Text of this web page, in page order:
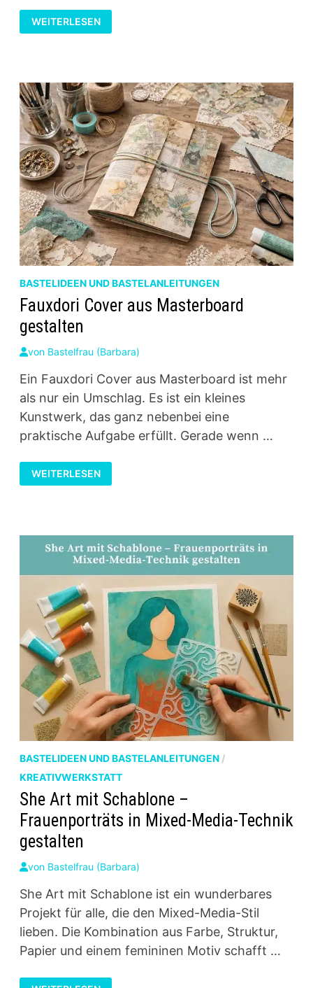
STICKER
LASSEN
SICH
TRICKS
FÜR
FUMMELIGE
AUFKLEBER
WEITERLESEN
BASTELIDEEN UND BASTELANLEITUNGEN
Fauxdori Cover aus Masterboard
gestalten
von Bastelfrau (Barbara)
Ein Fauxdori Cover aus Masterboard ist mehr
als nur ein Umschlag. Es ist ein kleines
Kunstwerk, das ganz nebenbei eine
praktische Aufgabe erfüllt. Gerade wenn …
FAUXDORI
COVER
AUS
WEITERLESEN
BASTELIDEEN UND BASTELANLEITUNGEN/
KREATIVWERKSTATT
She Art mit Schablone –
Frauenporträts in Mixed-Media-Technik
gestalten
von Bastelfrau (Barbara)
She Art mit Schablone ist ein wunderbares
Projekt für alle, die den Mixed-Media-Stil
lieben. Die Kombination aus Farbe, Struktur,
Papier und einem femininen Motiv schafft …
SHE